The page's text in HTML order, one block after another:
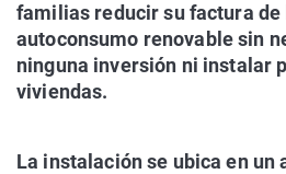
familias reducir su factura de
autoconsumo renovable sin
ninguna inversión ni instalar
viviendas.
La instalación se ubica en un